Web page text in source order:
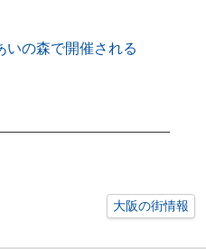
の森で開催される
大阪の街情報